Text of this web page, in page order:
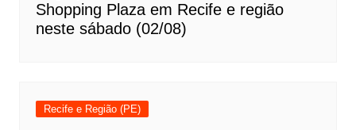
Shopping Plaza em Recife e região
neste sábado (02/08)
Recife e Região (PE)